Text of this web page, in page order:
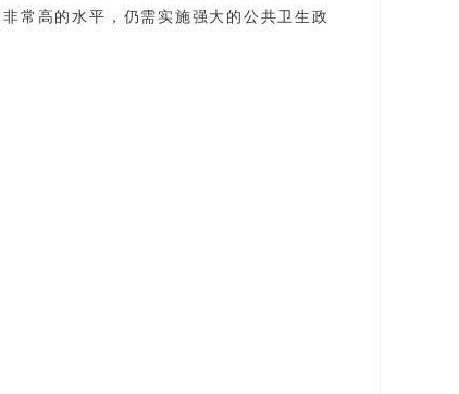
常高的水平，仍需实施强大的公共卫生政